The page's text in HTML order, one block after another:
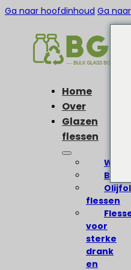
Ga naar hoofdinhoud Ga
Home
Over
Glazen
flessen
flessen
voor
sterke
drank
en